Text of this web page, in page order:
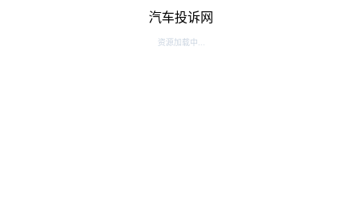
汽车投诉网
资源加载中...